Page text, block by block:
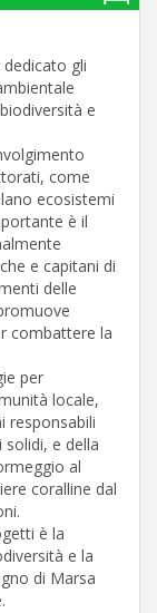
dedicato gli
e
come
ecosistemi
è il
e capitani di
delle
combattere la
per
locale,
responsabili
e della
al
coralline dal
è la
e la
di Marsa